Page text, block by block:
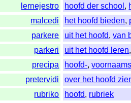
lernejestro
hoofd der school ,
malcedi
het hoofd bieden,
parkere
uit het hoofd,van
parkeri
uit het hoofd leren
precipa
hoofd-,
pretervidi
over het hoofd
rubriko
hoofd, rubriek